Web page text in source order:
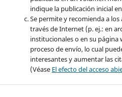
indique la publicación inicial
Se permite y recomienda a
través de Internet (p. ej.: en
institucionales o en su página
proceso de envío, lo cual
interesantes y aumentar las
(Véase El efecto del acceso